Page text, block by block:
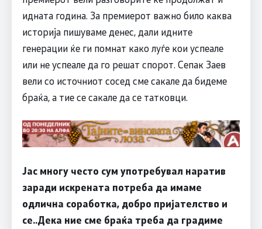
идната година. За премиерот важно било каква
историја пишуваме денес, дали идните
генерации ќе ги помнат како луѓе кои успеале
или не успеале да го решат спорот. Сепак Заев
вели со источниот сосед сме сакале да бидеме
браќа, а тие се сакале да се татковци.
Јас многу често сум употребувал наратив
заради искрената потреба да имаме
одлична соработка, добро пријателство и
се..Дека ние сме браќа треба да градиме